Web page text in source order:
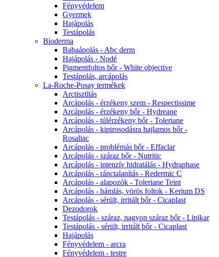
Fényvédelem
Gyermek
Hajápolás
Testápolás
Bioderma
Babaápolás - Abc derm
Hajápolás - Nodé
Pigmentfoltos bőr - White objective
Testápolás, arcápolás
La-Roche-Posay termékek
Arctisztítás
Arcápolás - érzékeny szem - Respectissime
Arcápolás - érzékeny bőr - Hydreane
Arcápolás - túlérzékeny bőr - Toleriane
Arcápolás - kipirosodásra hajlamos bőr -
Rosaliac
Arcápolás - problémás bőr - Effaclar
Arcápolás - száraz bőr - Nutritic
Arcápolás - intenzív hidratálás - Hydraphase
Arcápolás - ránctalanítás - Redermic C
Arcápolás - alapozók - Toleriane Teint
Arcápolás - hámlás, vörös foltok - Kerium DS
Arcápolás - sérült, irritált bőr - Cicaplast
Dezodorok
Testápolás - száraz, nagyon száraz bőr - Lipikar
Testápolás - sérült, irritált bőr - Cicaplast
Hajápolás
Fényvédelem - arcra
Fényvédelem - testre